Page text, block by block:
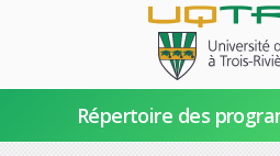
Répertoire des